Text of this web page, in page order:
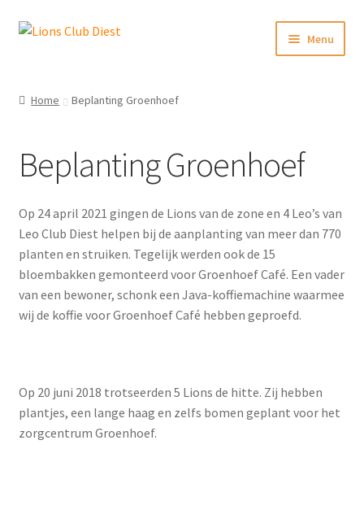
Skip
Skip
Menu
In het nieuws
Lionsbase voor leden
Home Beplanting Groenhoef
Beplanting Groenhoef
Op 24 april 2021 gingen de Lions van de zone en 4 Leo’s van
Leo Club Diest helpen bij de aanplanting van meer dan 770
planten en struiken. Tegelijk werden ook de 15
bloembakken gemonteerd voor Groenhoef Café. Een vader
van een bewoner, schonk een Java-koffiemachine waarmee
wij de koffie voor Groenhoef Café hebben geproefd.
Op 20 juni 2018 trotseerden 5 Lions de hitte. Zij hebben
plantjes, een lange haag en zelfs bomen geplant voor het
zorgcentrum Groenhoef.